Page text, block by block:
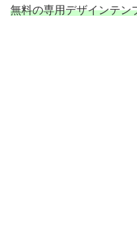
無料の専用デザインテン